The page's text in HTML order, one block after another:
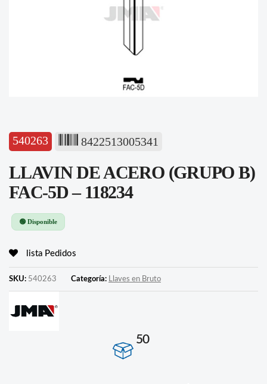
540263 8422513005341
LLAVIN DE ACERO (GRUPO B)
FAC-5D – 118234
🟢 Disponible
lista Pedidos
SKU: 540263 Categoría: Llaves en Bruto
50